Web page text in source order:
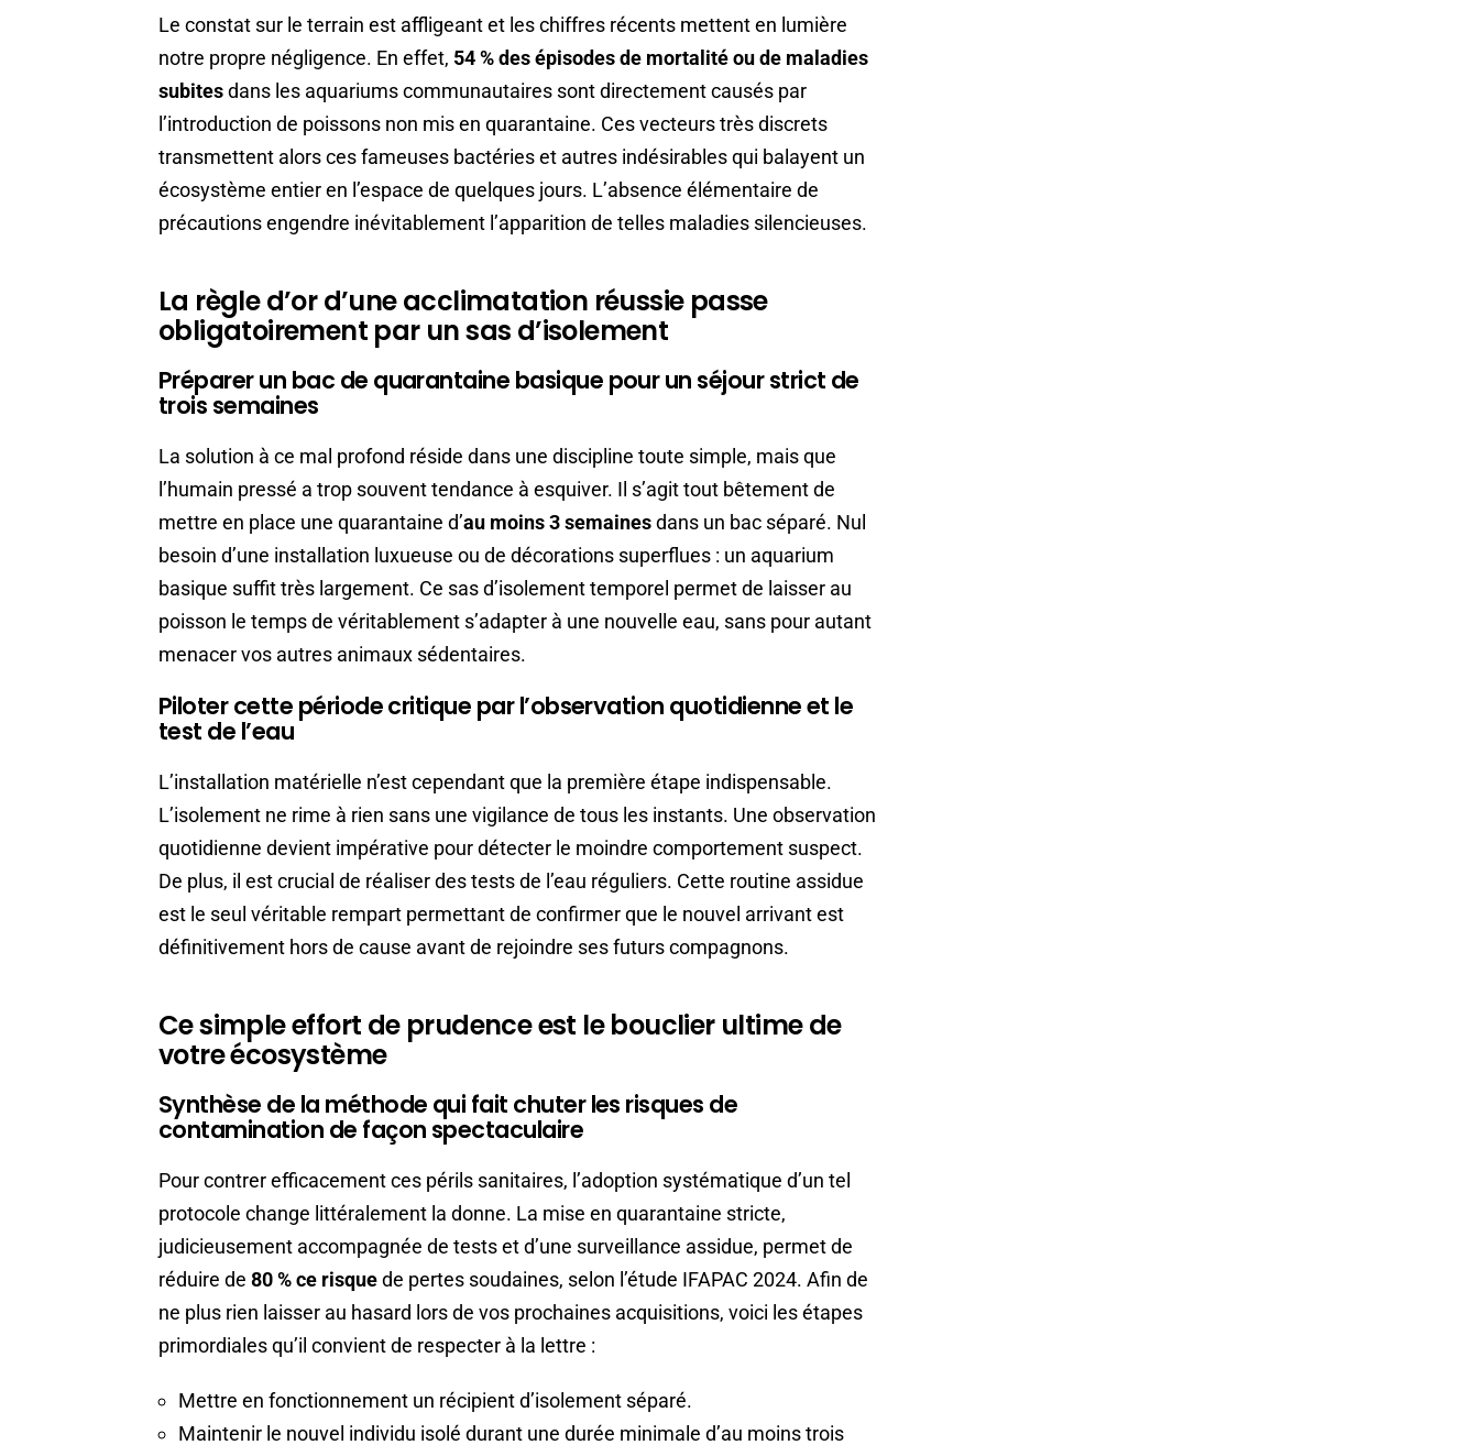
Le constat sur le terrain est affligeant et les chiffres récents mettent en lumière
notre propre négligence. En effet, 54 % des épisodes de mortalité ou de maladies
subitesdans les aquariums communautaires sont directement causés par
l’introduction de poissons non mis en quarantaine. Ces vecteurs très discrets
transmettent alors ces fameuses bactéries et autres indésirables qui balayent un
écosystème entier en l’espace de quelques jours. L’absence élémentaire de
précautions engendre inévitablement l’apparition de telles maladies silencieuses.
La règle d’or d’une acclimatation réussie passe
obligatoirement par un sas d’isolement
Préparer un bac de quarantaine basique pour un séjour strict de
trois semaines
La solution à ce mal profond réside dans une discipline toute simple, mais que
l’humain pressé a trop souvent tendance à esquiver. Il s’agit tout bêtement de
mettre en place une quarantaine d’au moins 3 semainesdans un bac séparé. Nul
besoin d’une installation luxueuse ou de décorations superflues : un aquarium
basique suffit très largement. Ce sas d’isolement temporel permet de laisser au
poisson le temps de véritablement s’adapter à une nouvelle eau, sans pour autant
menacer vos autres animaux sédentaires.
Piloter cette période critique par l’observation quotidienne et le
test de l’eau
L’installation matérielle n’est cependant que la première étape indispensable.
L’isolement ne rime à rien sans une vigilance de tous les instants. Une observation
quotidienne devient impérative pour détecter le moindre comportement suspect.
De plus, il est crucial de réaliser des tests de l’eau réguliers. Cette routine assidue
est le seul véritable rempart permettant de confirmer que le nouvel arrivant est
définitivement hors de cause avant de rejoindre ses futurs compagnons.
Ce simple effort de prudence est le bouclier ultime de
votre écosystème
Synthèse de la méthode qui fait chuter les risques de
contamination de façon spectaculaire
Pour contrer efficacement ces périls sanitaires, l’adoption systématique d’un tel
protocole change littéralement la donne. La mise en quarantaine stricte,
judicieusement accompagnée de tests et d’une surveillance assidue, permet de
réduire de 80 % ce risquede pertes soudaines, selon l’étude IFAPAC 2024. Afin de
ne plus rien laisser au hasard lors de vos prochaines acquisitions, voici les étapes
primordiales qu’il convient de respecter à la lettre :
Mettre en fonctionnement un récipient d’isolement séparé.
Maintenir le nouvel individu isolé durant une durée minimale d’au moins trois